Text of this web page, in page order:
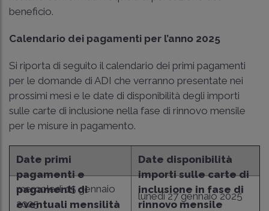
beneficio.
Calendario dei pagamenti per l’anno 2025
Si riporta di seguito il calendario dei primi pagamenti
per le domande di ADI che verranno presentate nei
prossimi mesi e le date di disponibilità degli importi
sulle carte di inclusione nella fase di rinnovo mensile
per le misure in pagamento.
Date primi
pagamenti e
pagamenti di
eventuali mensilità
Date disponibilità
importi sulle carte di
inclusione in fase di
rinnovo mensile
mercoledì 15 gennaio
2025
lunedì 27 gennaio 2025